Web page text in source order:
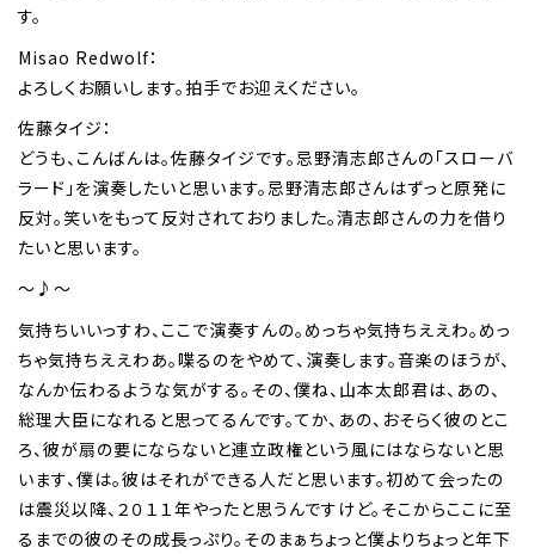
す。
Misao Redwolf：
よろしくお願いします。拍手でお迎えください。
佐藤タイジ：
どうも、こんばんは。佐藤タイジです。忌野清志郎さんの「スローバ
ラード」を演奏したいと思います。忌野清志郎さんはずっと原発に
反対。笑いをもって反対されておりました。清志郎さんの力を借り
たいと思います。
～♪～
気持ちいいっすわ、ここで演奏すんの。めっちゃ気持ちええわ。めっ
ちゃ気持ちええわあ。喋るのをやめて、演奏します。音楽のほうが、
なんか伝わるような気がする。その、僕ね、山本太郎君は、あの、
総理大臣になれると思ってるんです。てか、あの、おそらく彼のとこ
ろ、彼が扇の要にならないと連立政権という風にはならないと思
います、僕は。彼はそれができる人だと思います。初めて会ったの
は震災以降、２０１１年やったと思うんですけど。そこからここに至
るまでの彼のその成長っぷり。そのまぁちょっと僕よりちょっと年下